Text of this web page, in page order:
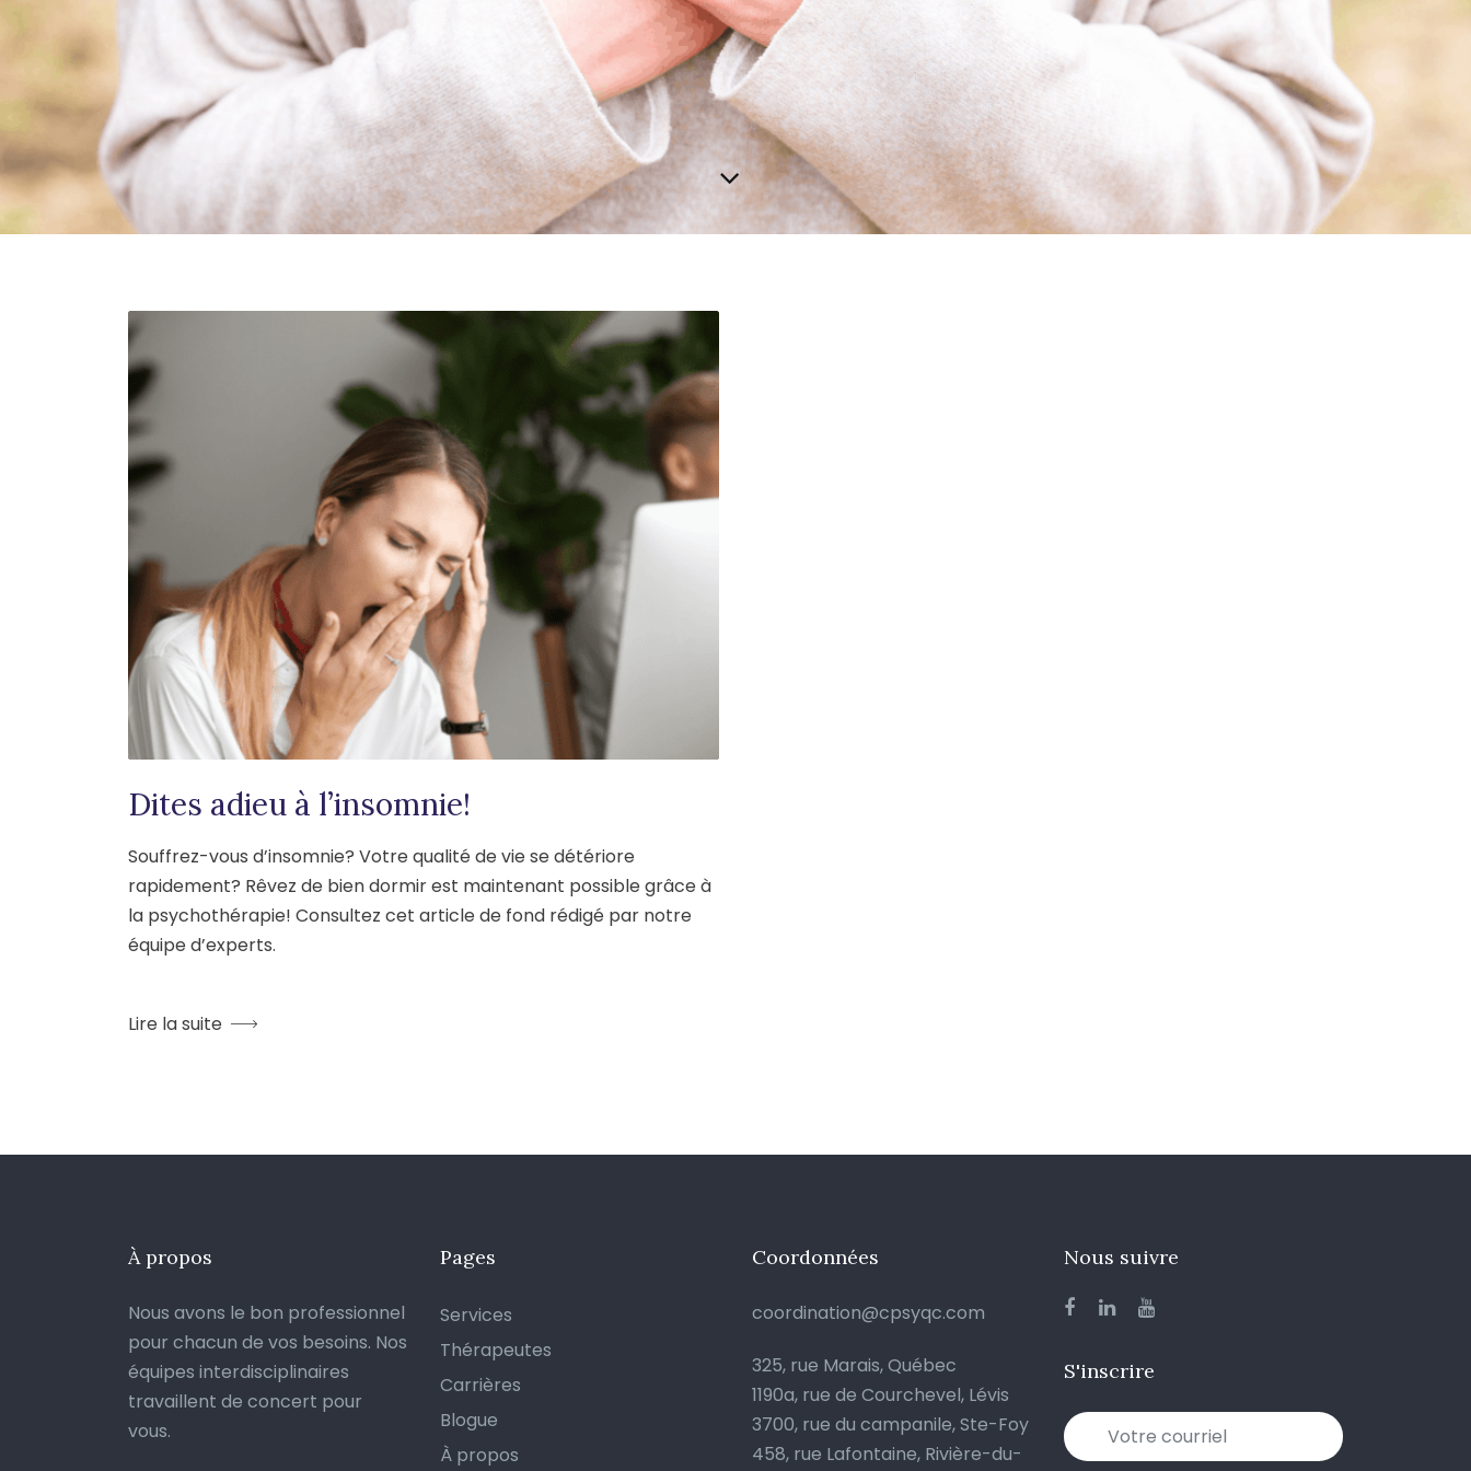
Dites adieu à l’insomnie!
Souffrez-vous d’insomnie? Votre qualité de vie se détériore
rapidement? Rêvez de bien dormir est maintenant possible grâce à
la psychothérapie! Consultez cet article de fond rédigé par notre
équipe d’experts.
Lire la suite
À propos
Nous avons le bon professionnel
pour chacun de vos besoins. Nos
équipes interdisciplinaires
travaillent de concert pour
vous.
Pages
Services
Thérapeutes
Carrières
Blogue
À propos
Coordonnées
coordination@cpsyqc.com
325, rue Marais, Québec
1190a, rue de Courchevel, Lévis
3700, rue du campanile, Ste-Foy
458, rue Lafontaine, Rivière-du-
Nous suivre
S'inscrire